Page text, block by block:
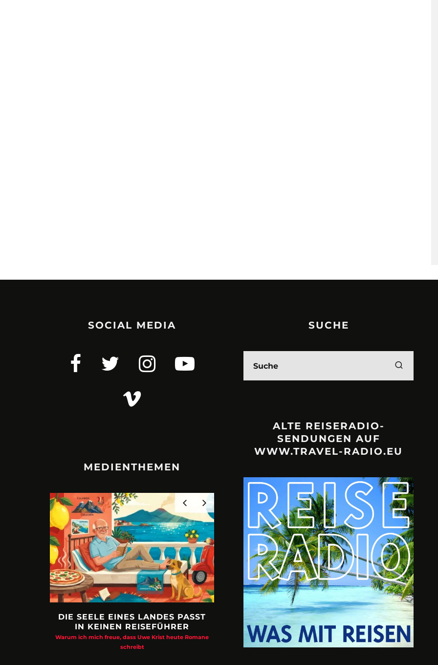
SOCIAL MEDIA
MEDIENTHEMEN
DIE SEELE EINES LANDES PASST
IN KEINEN REISEFÜHRER
Warum ich mich freue, dass Uwe Krist heute Romane
schreibt
URLAUBSFRUST – IST REISEN
KAPUTT?
Philipp Laage „Travel is broken“ - Wege aus der
Urlaubsfalle
A3M –
Mit Krisen-
SUCHE
ALTE REISERADIO-
SENDUNGEN AUF
WWW.TRAVEL-RADIO.EU